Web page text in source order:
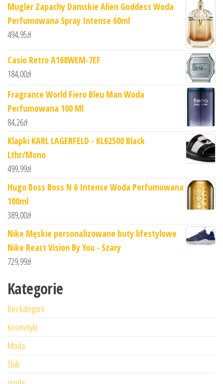
Mugler Zapachy Damskie Alien Goddess Woda
Perfumowana Spray Intense 60ml
494,95zł
Casio Retro A168WEM-7EF
184,00zł
Fragrance World Fiero Bleu Man Woda
Perfumowana 100 Ml
84,26zł
Klapki KARL LAGERFELD - KL62500 Black
Lthr/Mono
499,99zł
Hugo Boss Boss N 6 Intense Woda Perfumowana
100ml
389,00zł
Nike Męskie personalizowane buty lifestylowe
Nike React Vision By You - Szary
729,99zł
Kategorie
Bez kategorii
Kosmetyki
Moda
Ślub